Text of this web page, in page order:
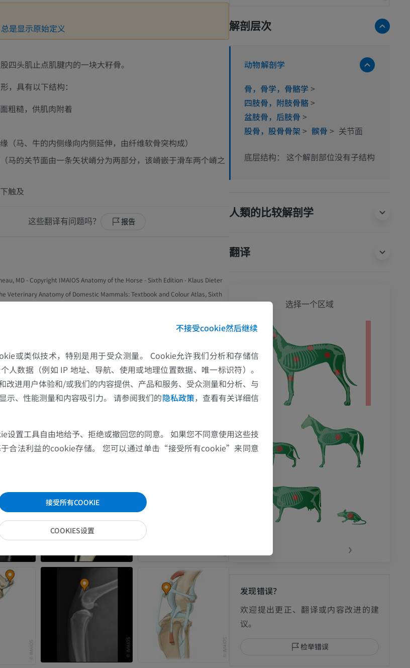
总是显示原始定义
四头肌止点肌腱内的一块大籽骨。
，具有以下结构：
粗糙，供肌肉附着
（马、牛的内侧缘向内侧延伸，由纤维软骨突构成）
（马的关节面由一条矢状嵴分为两部分，该嵴嵌于滑车两个嵴之
触及
这些翻译有问题吗？ 报告
MD - Copyright IMAIOS Anatomy of the Horse - Sixth Edition - Klaus Dieter
Veterinary Anatomy of Domestic Mammals: Textbook and Colour Atlas, Sixth
解剖层次
动物解剖学
骨，骨学，骨骼学 >
四肢骨，附肢骨骼>
盆肢骨，后肢骨 >
股骨，股骨骨架 > 髌骨 > 关节面
底层结构： 这个解剖部位没有子结构
人類的比较解剖学
翻译
优质会员
骨骼学
影像学
骨
机体层摄影
- 肌肉学
优质会员
优质会员
- 趾和蹄
老鼠
免費
选择一个区域
›
发现错误？
欢迎提出更正、翻译或内容改进的建
议。
检举错误
不接受cookie然后继续
或类似技术，特别是用于受众测量。 Cookie允许我们分析和存储信
人数据（例如 IP 地址、导航、使用或地理位置数据、唯一标识符）。
改进用户体验和/或我们的内容提供、产品和服务、受众测量和分析、与
示、性能测量和内容吸引力。 请参阅我们的隐私政策，查看有关详细信
设置工具自由地给予、拒绝或撤回您的同意。 如果您不同意使用这些技
合法利益的cookie存储。 您可以通过单击“接受所有cookie”来同意
接受所有COOKIE
COOKIES设置